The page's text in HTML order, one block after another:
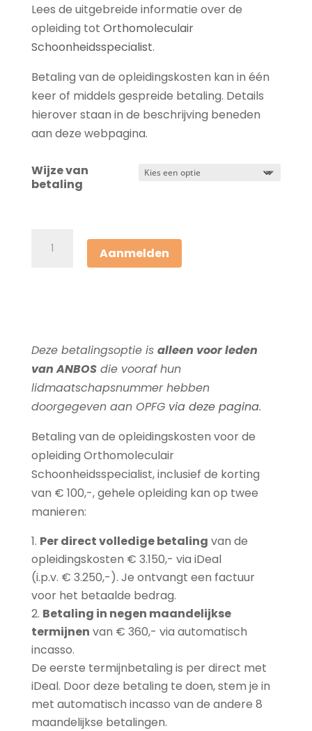
Lees de uitgebreide informatie over de
opleiding tot Orthomoleculair
Schoonheidsspecialist.
Betaling van de opleidingskosten kan in één
keer of middels gespreide betaling. Details
hierover staan in de beschrijving beneden
aan deze webpagina.
Wijze van
betaling
Orthomoleculair
leden
ANBOS/CIDESCO
2023
aantal
Aanmelden
Deze betalingsoptie is alleen voor leden
van ANBOSdie vooraf hun
lidmaatschapsnummer hebben
doorgegeven aan OPFG via deze pagina.
Betaling van de opleidingskosten voor de
opleiding Orthomoleculair
Schoonheidsspecialist, inclusief de korting
van € 100,-, gehele opleiding kan op twee
manieren:
Per direct volledige betaling van de
opleidingskosten € 3.150,- via iDeal
(i.p.v. € 3.250,-). Je ontvangt een factuur
voor het betaalde bedrag.
Betaling in negen maandelijkse
termijnen van € 360,- via automatisch
incasso.
De eerste termijnbetaling is per direct met
iDeal. Door deze betaling te doen, stem je in
met automatisch incasso van de andere 8
maandelijkse betalingen.